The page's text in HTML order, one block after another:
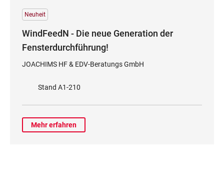
Neuheit
WindFeedN - Die neue Generation der
Fensterdurchführung!
JOACHIMS HF & EDV-Beratungs GmbH
Stand A1-210
Mehr erfahren